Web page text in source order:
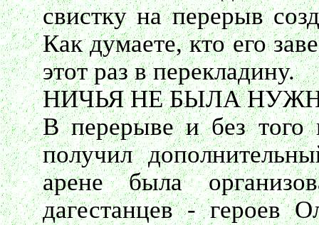
свистку на перерыв
Как думаете, кто его
этот раз в перекладину.
НИЧЬЯ НЕ БЫЛА
В перерыве и без того
получил
арене была
дагестанцев - героев